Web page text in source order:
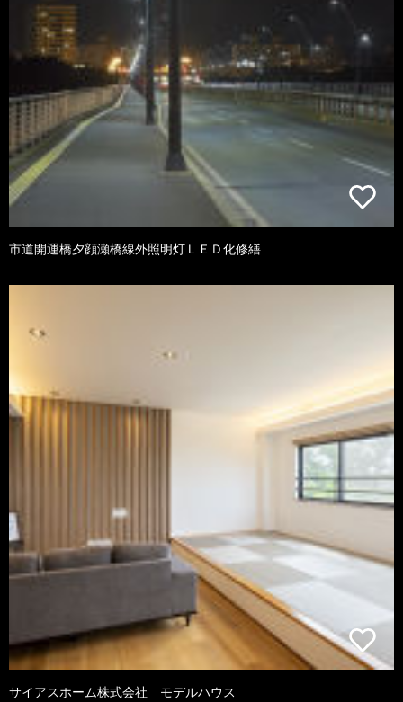
市道開運橋夕顔瀬橋線外照明灯ＬＥＤ化修繕
サイアスホーム株式会社 モデルハウス